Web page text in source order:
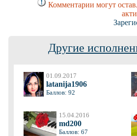
Комментарии могут
Другие
01.09.2017
latanija1906
Баллов: 92
15.04.2016
md200
Баллов: 67